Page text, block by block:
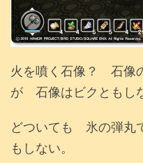
火を噴く石像？ 石像
が 石像はビクともし
どついても 氷の弾
もしない。